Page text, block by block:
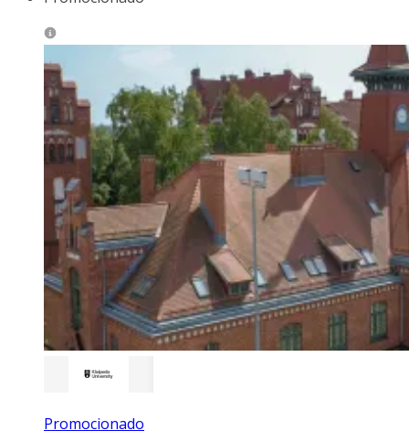
Promocionado